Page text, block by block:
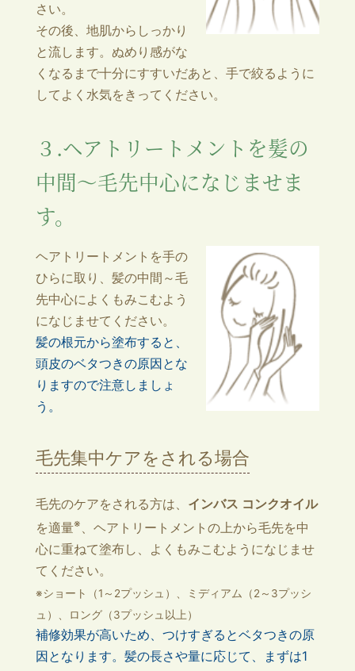
さい。
その後、地肌からしっかり
と流します。ぬめり感がな
くなるまで十分にすすいだあと、手で絞るように
してよく水気をきってください。
３.ヘアトリートメントを髪の
中間～毛先中心になじませま
す。
ヘアトリートメントを手の
ひらに取り、髪の中間～毛
先中心によくもみこむよう
になじませてください。
髪の根元から塗布すると、
頭皮のベタつきの原因とな
りますので注意しましょ
う。
毛先集中ケアをされる場合
毛先のケアをされる方は、 インバス コンクオイル
を適量※、ヘアトリートメントの上から毛先を中
心に重ねて塗布し、よくもみこむようになじませ
てください。
※ショート（1～2プッシュ）、ミディアム（2～3プッシ
ュ）、ロング（3プッシュ以上）
補修効果が高いため、つけすぎるとベタつきの原
因となります。髪の長さや量に応じて、まずは1